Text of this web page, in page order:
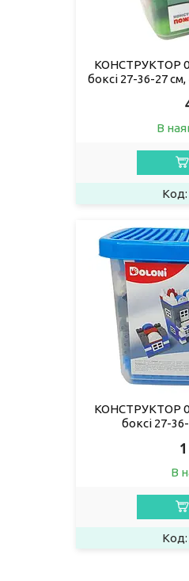
КОНСТРУКТОР
боксі 27-36-27
В
КОНСТРУКТОР
боксі 27-
В